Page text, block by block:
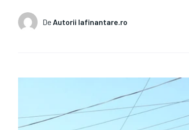
De Autorii Iafinantare.ro